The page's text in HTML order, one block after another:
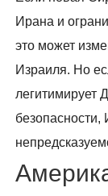
Ирана и
это может
Израиля. Но
легитимирует
безопасности,